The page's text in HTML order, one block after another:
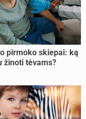
pirmoko skiepai: ką
žinoti tėvams?